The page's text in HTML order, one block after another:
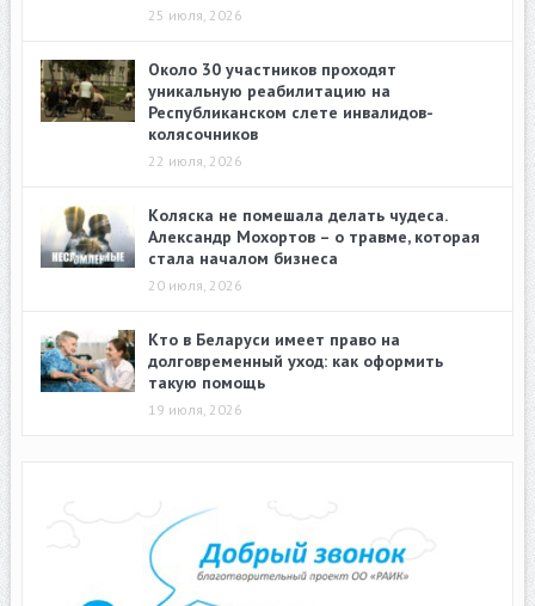
25 июля, 2026
Около 30 участников проходят
уникальную реабилитацию на
Республиканском слете инвалидов-
колясочников
22 июля, 2026
Коляска не помешала делать чудеса.
Александр Мохортов – о травме, которая
стала началом бизнеса
20 июля, 2026
Кто в Беларуси имеет право на
долговременный уход: как оформить
такую помощь
19 июля, 2026